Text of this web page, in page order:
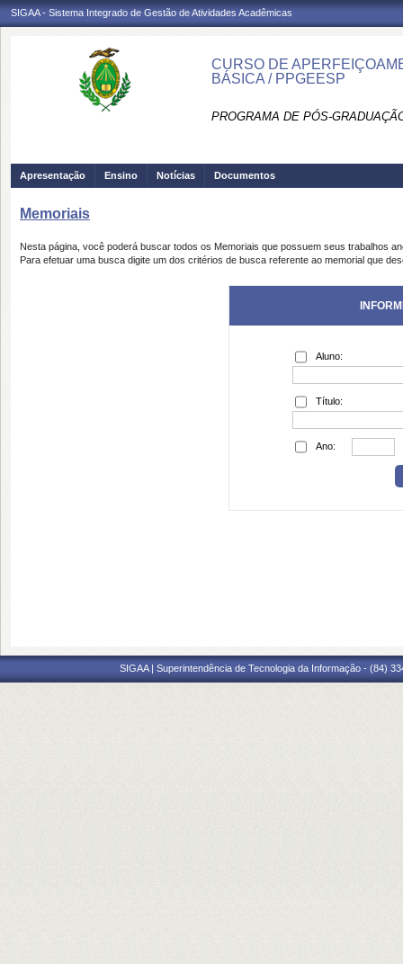
SIGAA - Sistema Integrado de Gestão de Atividades Acadêmicas
CURSO DE
BÁSICA / PPGEESP
PROGRAMA DE PÓS-
Apresentação Ensino Notícias Documentos
Memoriais
Nesta página, você poderá buscar todos os Memoriais que possuem seus trabalhos
Para efetuar uma busca digite um dos critérios de busca referente ao memorial que
Aluno:
Título:
Ano:
SIGAA | Superintendência de Tecnologia da Informação - (84)